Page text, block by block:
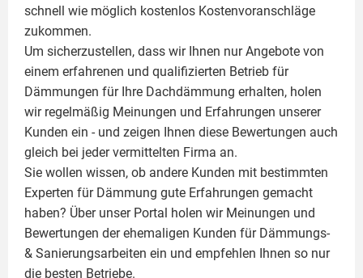
schnell wie möglich kostenlos Kostenvoranschläge
zukommen.
Um sicherzustellen, dass wir Ihnen nur Angebote von
einem erfahrenen und qualifizierten Betrieb für
Dämmungen für Ihre Dachdämmung erhalten, holen
wir regelmäßig Meinungen und Erfahrungen unserer
Kunden ein - und zeigen Ihnen diese Bewertungen auch
gleich bei jeder vermittelten Firma an.
Sie wollen wissen, ob andere Kunden mit bestimmten
Experten für Dämmung gute Erfahrungen gemacht
haben? Über unser Portal holen wir Meinungen und
Bewertungen der ehemaligen Kunden für Dämmungs-
& Sanierungsarbeiten ein und empfehlen Ihnen so nur
die besten Betriebe.